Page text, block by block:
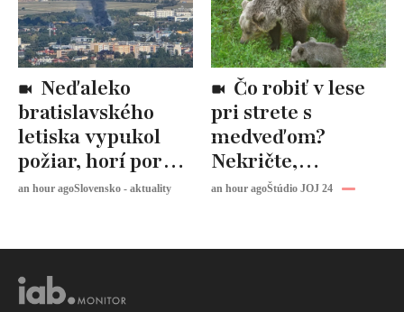
bratislavského
letiska vypukol
požiar, horí porast
a odpad
an hour agoSlovensko - aktuality
pri strete s
medveďom?
Nekričte,
odborník radí
an hour agoŠtúdio JOJ 24